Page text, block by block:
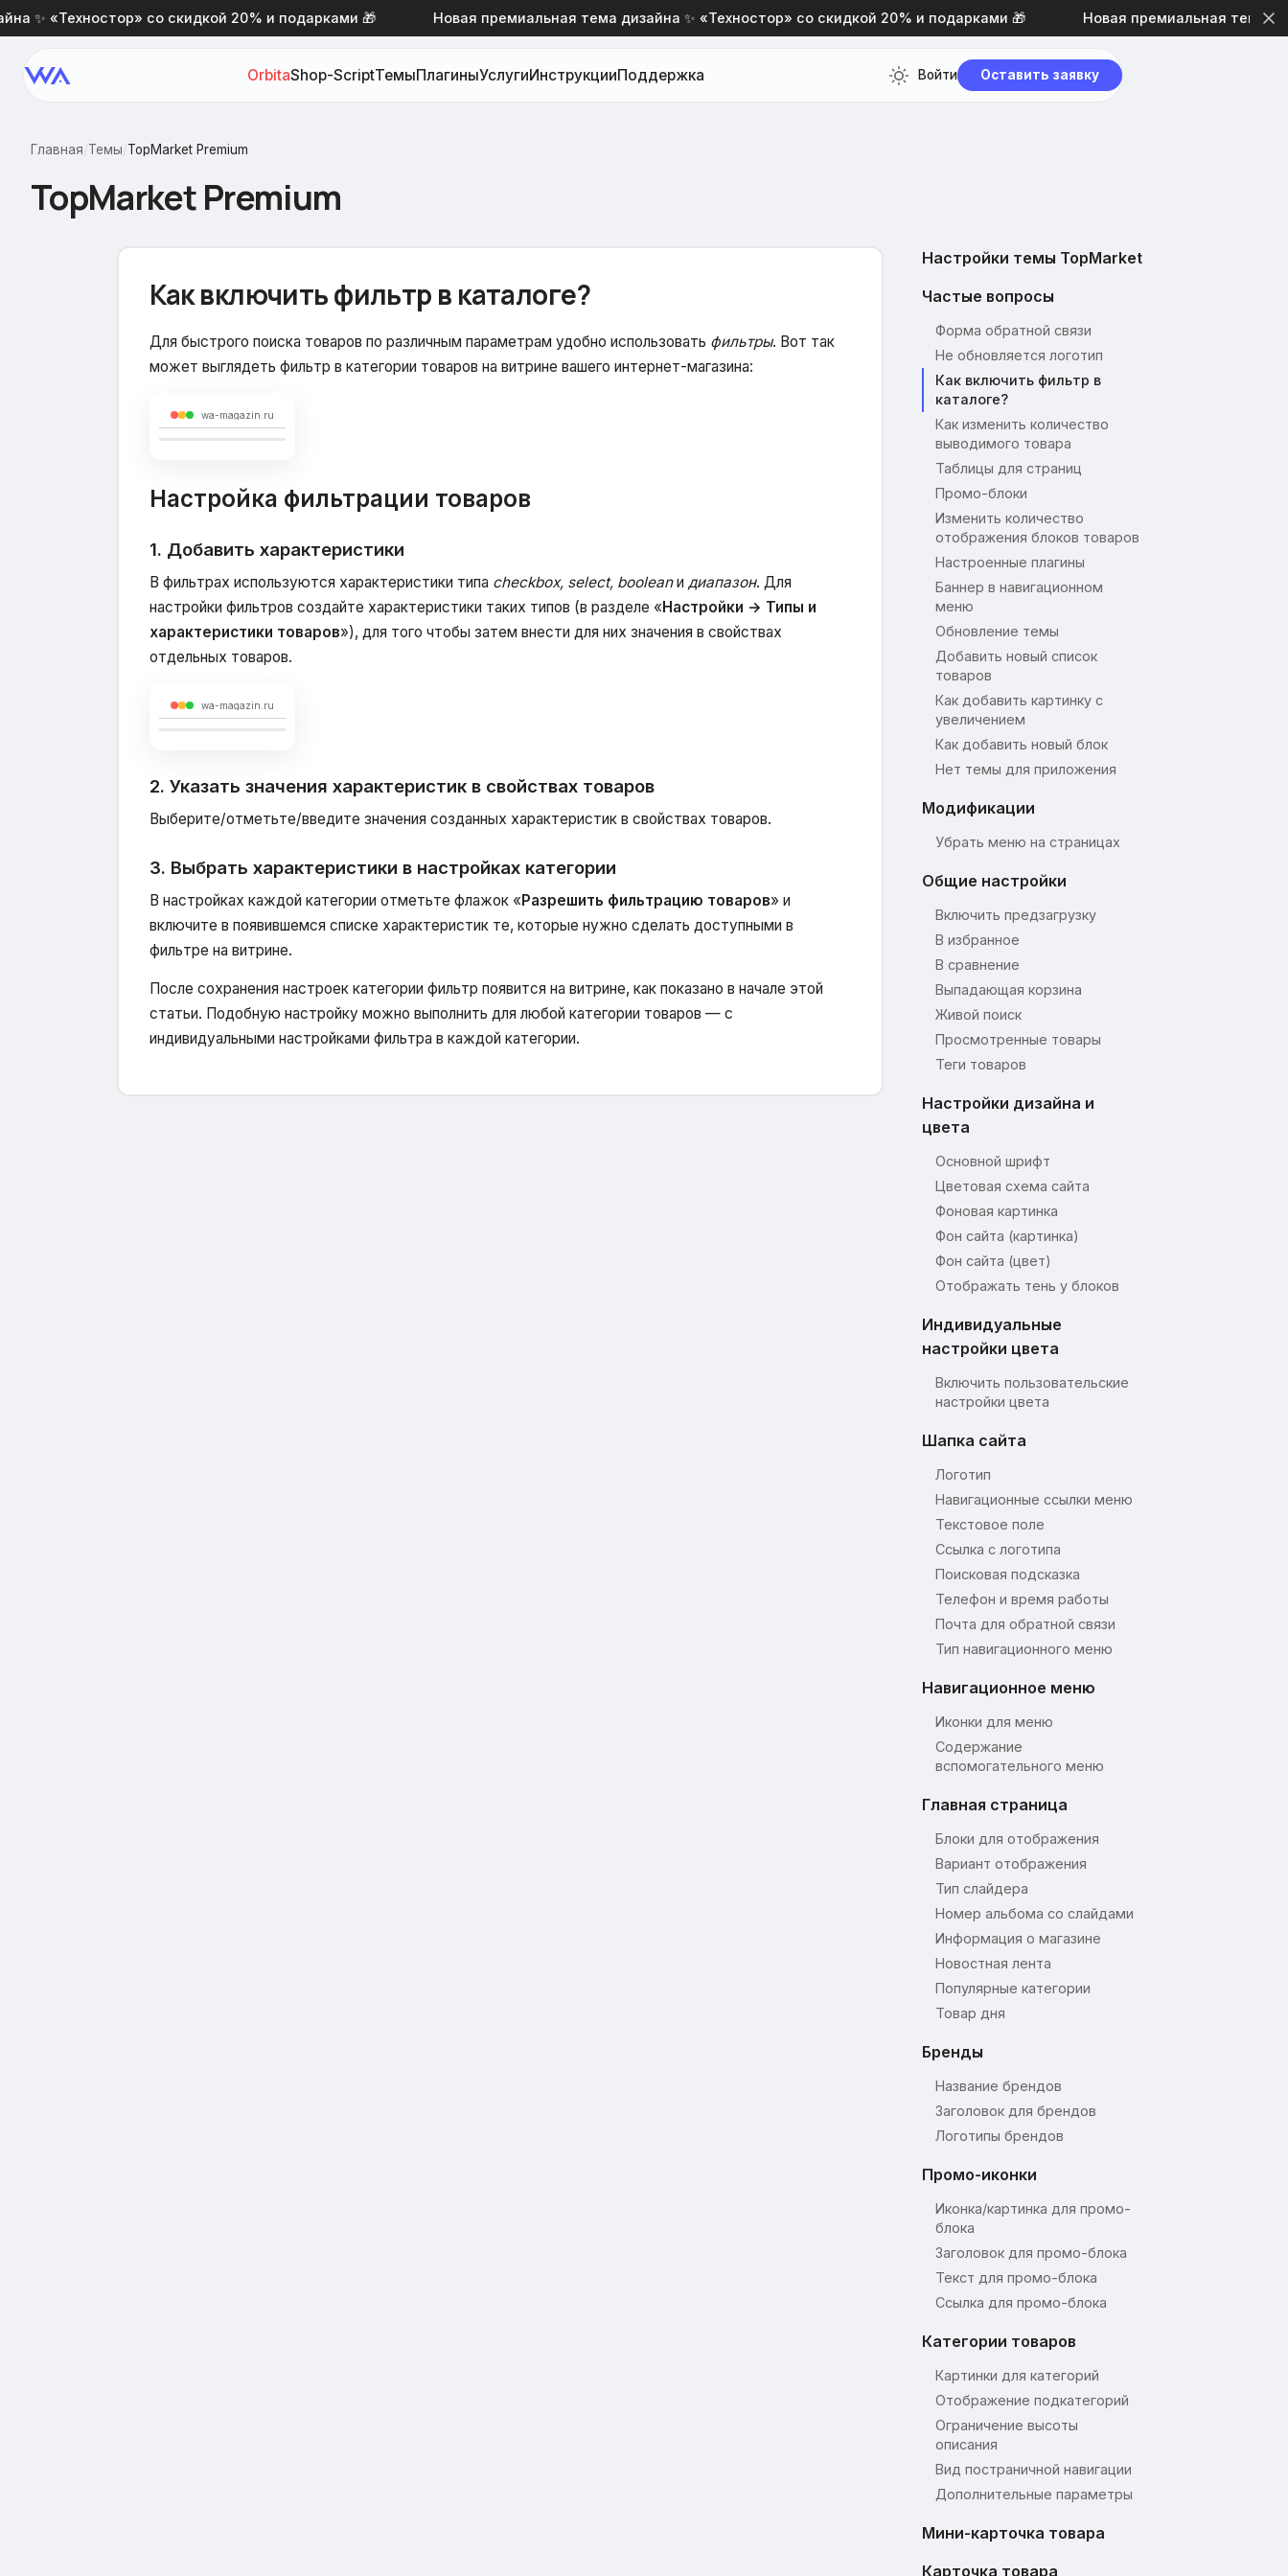
«Техностор» со скидкой 20% и подарками 🎁 Новая премиальная тема дизайна ✨ «Техностор» со скидкой 20% и подарками 🎁 Новая премиальная тема
OrbitaShop-ScriptТемыПлагиныУслугиИнструкцииПоддержка Войти Оставить заявку
Главная/Темы/TopMarket Premium
TopMarket Premium
Настройки темы TopMarket
Частые вопросы
Форма обратной связи
Не обновляется логотип
Как включить фильтр в
каталоге?
Как изменить количество
выводимого товара
Таблицы для страниц
Промо-блоки
Изменить количество
отображения блоков товаров
Настроенные плагины
Баннер в навигационном
меню
Обновление темы
Добавить новый список
товаров
Как добавить картинку с
увеличением
Как добавить новый блок
Нет темы для приложения
Модификации
Убрать меню на страницах
Общие настройки
Включить предзагрузку
В избранное
В сравнение
Выпадающая корзина
Живой поиск
Просмотренные товары
Теги товаров
Настройки дизайна и
цвета
Основной шрифт
Цветовая схема сайта
Фоновая картинка
Фон сайта (картинка)
Фон сайта (цвет)
Отображать тень у блоков
Индивидуальные
настройки цвета
Включить пользовательские
настройки цвета
Шапка сайта
Логотип
Навигационные ссылки меню
Текстовое поле
Ссылка с логотипа
Поисковая подсказка
Телефон и время работы
Почта для обратной связи
Тип навигационного меню
Навигационное меню
Иконки для меню
Содержание
вспомогательного меню
Главная страница
Блоки для отображения
Вариант отображения
Тип слайдера
Номер альбома со слайдами
Информация о магазине
Новостная лента
Популярные категории
Товар дня
Бренды
Название брендов
Заголовок для брендов
Логотипы брендов
Промо-иконки
Иконка/картинка для промо-
блока
Заголовок для промо-блока
Текст для промо-блока
Ссылка для промо-блока
Категории товаров
Картинки для категорий
Отображение подкатегорий
Ограничение высоты
описания
Вид постраничной навигации
Дополнительные параметры
Мини-карточка товара
Карточка товара
Как включить фильтр в каталоге?
Для быстрого поиска товаров по различным параметрам удобно использовать фильтры. Вот так
может выглядеть фильтр в категории товаров на витрине вашего интернет-магазина:
wa-magazin.ru
Настройка фильтрации товаров
1. Добавить характеристики
В фильтрах используются характеристики типа checkbox, select, booleanи диапазон. Для
настройки фильтров создайте характеристики таких типов (в разделе «Настройки → Типы и
характеристики товаров»), для того чтобы затем внести для них значения в свойствах
отдельных товаров.
wa-magazin.ru
2. Указать значения характеристик в свойствах товаров
Выберите/отметьте/введите значения созданных характеристик в свойствах товаров.
3. Выбрать характеристики в настройках категории
В настройках каждой категории отметьте флажок «Разрешить фильтрацию товаров» и
включите в появившемся списке характеристик те, которые нужно сделать доступными в
фильтре на витрине.
После сохранения настроек категории фильтр появится на витрине, как показано в начале этой
статьи. Подобную настройку можно выполнить для любой категории товаров — с
индивидуальными настройками фильтра в каждой категории.